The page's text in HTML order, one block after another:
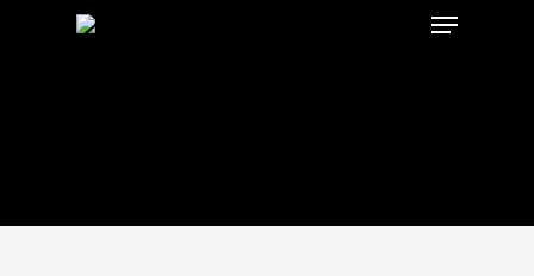
Menu